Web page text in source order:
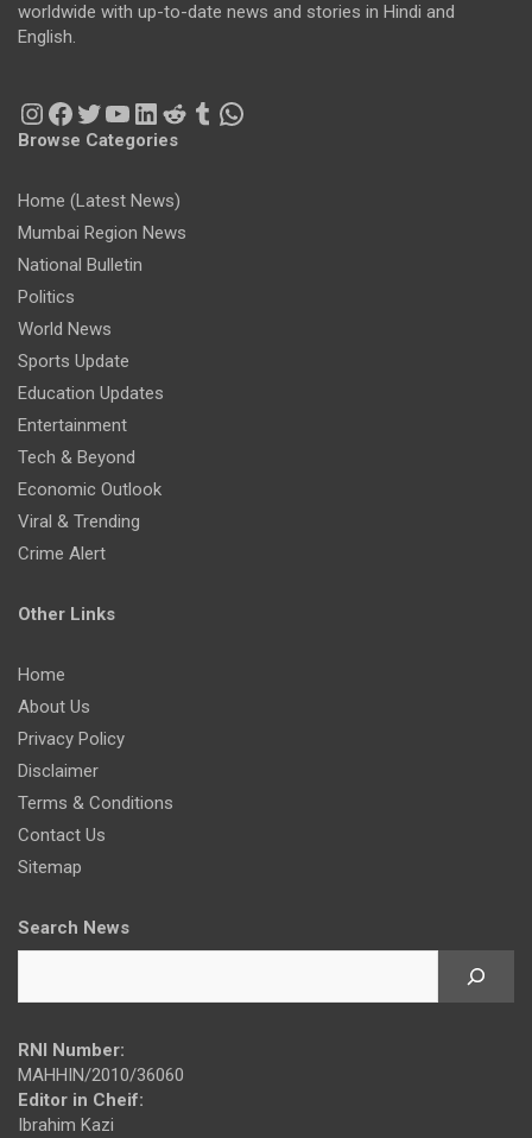
worldwide with up-to-date news and stories in Hindi and
English.
Instagram
Facebook
Twitter
YouTube
LinkedIn
Reddit
Tumblr
WhatsApp
Browse Categories
Home (Latest News)
Mumbai Region News
National Bulletin
Politics
World News
Sports Update
Education Updates
Entertainment
Tech & Beyond
Economic Outlook
Viral & Trending
Crime Alert
Other Links
Home
About Us
Privacy Policy
Disclaimer
Terms & Conditions
Contact Us
Sitemap
Search News
RNI Number:
MAHHIN/2010/36060
Editor in Cheif:
Ibrahim Kazi